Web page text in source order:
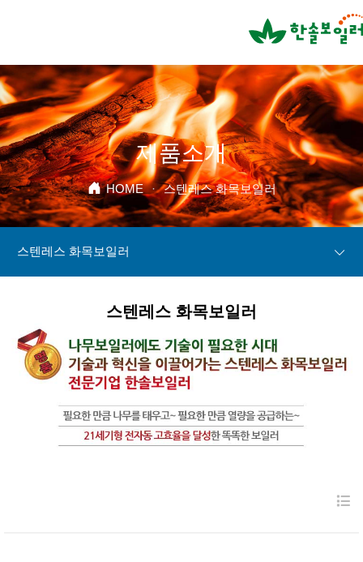
제품소개
HOME · 스텐레스 화목보일러
스텐레스 화목보일러
스텐레스 화목보일러